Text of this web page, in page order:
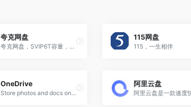
夸克网盘
夸克网盘，SVIP6T容量，夸克网盘是夸克推出的一款云服务产品,功能包括云存储、高清看剧、文件在线解压、PDF一键转换等。通过夸克网盘可随时随地管理和使用照片、文档、手机资料,目前支持Android、iOS...
115网盘
115，一生相伴
OneDrive
Store photos and docs online. Access them from any PC, Mac or phone. Create and work together on Word, Excel or PowerPoint documents.
阿里云盘